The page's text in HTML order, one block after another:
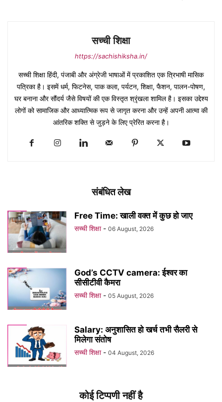
सच्ची शिक्षा
https://sachishiksha.in/
सच्ची शिक्षा हिंदी, पंजाबी और अंग्रेजी भाषाओं में प्रकाशित एक त्रिभाषी मासिक
पत्रिका है। इसमें धर्म, फिटनेस, पाक कला, पर्यटन, शिक्षा, फैशन, पालन-पोषण,
घर बनाना और सौंदर्य जैसे विषयों की एक विस्तृत श्रृंखला शामिल है। इसका उद्देश्य
लोगों को सामाजिक और आध्यात्मिक रूप से जागृत करना और उन्हें अपनी आत्मा की
आंतरिक शक्ति से जुड़ने के लिए प्रेरित करना है।
संबंधित लेख
Free Time: खाली वक्त में कुछ हो जाए
सच्ची शिक्षा - 06 August, 2026
God’s CCTV camera: ईश्वर का
सीसीटीवी कैमरा
सच्ची शिक्षा - 05 August, 2026
Salary: अनुशासित हो खर्च तभी सैलरी से
मिलेगा संतोष
सच्ची शिक्षा - 04 August, 2026
कोई टिप्पणी नहीं है